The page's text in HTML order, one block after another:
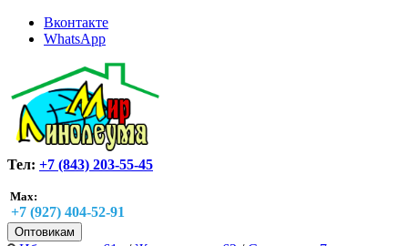
Вконтакте
WhatsApp
Тел: +7 (843) 203-55-45
Max:
+7 (927) 404-52-91
Оптовикам